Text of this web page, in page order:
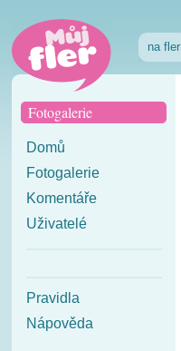
na fler
Fotogalerie
Domů
Fotogalerie
Komentáře
Uživatelé
Pravidla
Nápověda